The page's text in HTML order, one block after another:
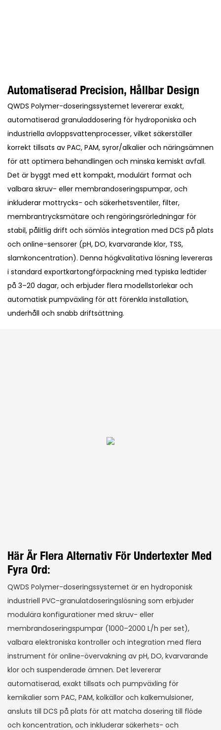
Automatiserad Precision, Hållbar Design
QWDS Polymer-doseringssystemet levererar exakt,
automatiserad granuladdosering för hydroponiska och
industriella avloppsvattenprocesser, vilket säkerställer
korrekt tillsats av PAC, PAM, syror/alkalier och näringsämnen
för att optimera behandlingen och minska kemiskt avfall.
Det är byggt med ett kompakt, modulärt format och
valbara skruv- eller membrandoseringspumpar, och
inkluderar mottrycks- och säkerhetsventiler, filter,
membrantrycksmätare och rengöringsrörledningar för
stabil, pålitlig drift och sömlös integration med DCS på plats
och online-sensorer (pH, DO, kvarvarande klor, TSS,
slamkoncentration). Denna högkvalitativa lösning levereras
i standard exportkartongförpackning med typiska ledtider
på 3–20 dagar, och erbjuder flera modellstorlekar och
automatisk pumpväxling för att förenkla installation,
underhåll och snabb driftsättning.
Här Är Flera Alternativ För Undertexter Med
Fyra Ord:
QWDS Polymer-doseringssystemet är en hydroponisk
industriell PVC-granulatdoseringslösning som erbjuder
modulära konfigurationer med skruv- eller
membrandoseringspumpar (1000–2000 L/h per set),
valbara elektroniska kontroller och integration med flera
instrument för online-övervakning av pH, DO, kvarvarande
klor och suspenderade ämnen. Det levererar
automatiserad, exakt tillsats och pumpväxling för
kemikalier som PAC, PAM, kolkällor och kalkemulsioner,
ansluts till DCS på plats för att matcha dosering till flöde
och koncentration, och inkluderar säkerhets- och